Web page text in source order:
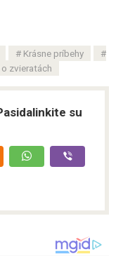
Krásne príbehy
zvieratách
su